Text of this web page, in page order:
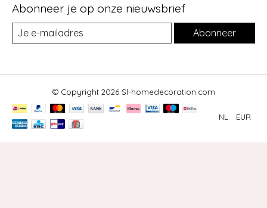
Abonneer je op onze nieuwsbrief
Abonneer
© Copyright 2026 Sl-homedecoration.com
NL EUR